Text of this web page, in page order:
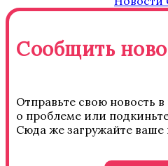
Сообщить
Отправьте свою новость
о проблеме или
Сюда же загружайте ваше